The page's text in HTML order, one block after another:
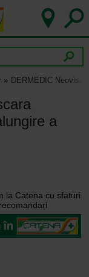
DERMEDIC
a
la Catena cu sfaturi